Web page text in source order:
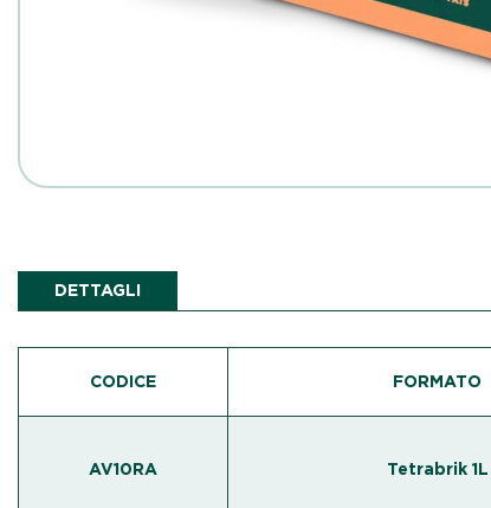
DETTAGLI
CODICE FORMATO
AV10RA Tetrabrik 1L